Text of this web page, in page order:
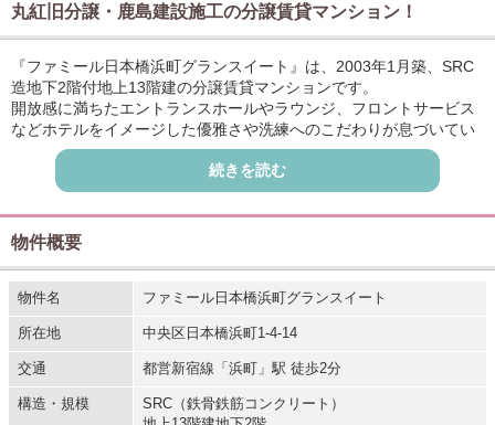
丸紅旧分譲・鹿島建設施工の分譲賃貸マンション！
『ファミール日本橋浜町グランスイート』は、2003年1月築、SRC
造地下2階付地上13階建の分譲賃貸マンションです。
開放感に満ちたエントランスホールやラウンジ、フロントサービス
などホテルをイメージした優雅さや洗練へのこだわりが息づいてい
徒歩2分の浜町駅の他、3路線5駅が徒歩圏内でオンもオフも軽快な
フットワークが可能です。
緑豊かな浜町公園総合スポーツセンター徒歩4分で、都心でありなが
ら自然の癒しも享受できるロケーションです。
続きを読む
物件概要
物件名 ファミール日本橋浜町グランスイート
所在地 中央区日本橋浜町1-4-14
交通 都営新宿線「浜町」駅 徒歩2分
構造・規模
SRC（鉄骨鉄筋コンクリート）